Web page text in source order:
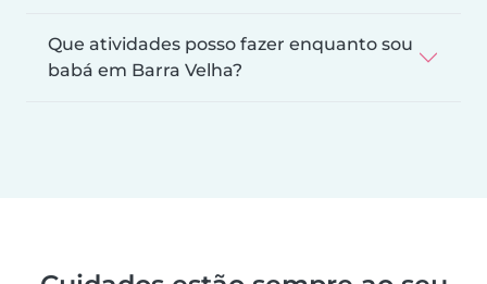
Que atividades posso fazer enquanto sou
babá em Barra Velha?